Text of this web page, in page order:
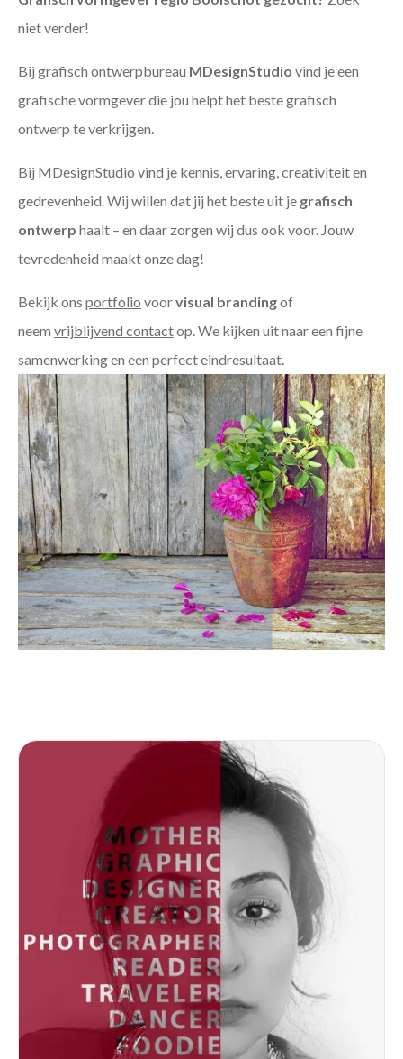
niet verder!
Bij grafisch ontwerpbureau MDesignStudio vind je een
grafische vormgever die jou helpt het beste grafisch
ontwerp te verkrijgen.
Bij MDesignStudio vind je kennis, ervaring, creativiteit en
gedrevenheid. Wij willen dat jij het beste uit je grafisch
ontwerp haalt – en daar zorgen wij dus ook voor. Jouw
tevredenheid maakt onze dag!
Bekijk ons portfolio voorvisual brandingof
neem vrijblijvend contactop. We kijken uit naar een fijne
samenwerking en een perfect eindresultaat.